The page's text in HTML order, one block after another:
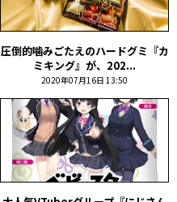
圧倒的噛みごたえのハードグミ『カ
ミキング』が、202...
2020年07月16日 13:50